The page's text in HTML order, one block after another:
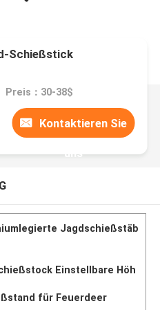
Schießstick
Preis：30-38$
Kontaktieren Sie
uns
Jagdschießstäb
Einstellbare Höh
für Feuerdeer